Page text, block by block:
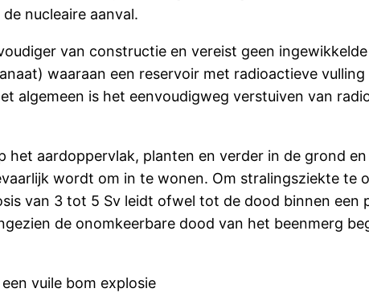
nucleaire aanval.
van constructie en vereist geen
waaraan een reservoir met radioactieve vulling
algemeen is het eenvoudigweg verstuiven van
aardoppervlak, planten en verder in de grond
wordt om in te wonen. Om stralingsziekte te
van 3 tot 5 Sv leidt ofwel tot de dood binnen een
de onomkeerbare dood van het beenmerg
vuile bom explosie